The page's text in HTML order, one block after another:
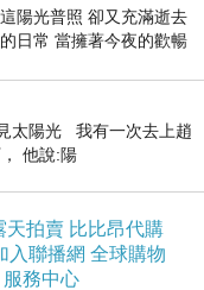
動的閱讀，先從
期閱讀，都仍
盡頭。
陽光普照 卻又充滿逝去
日常 當擁著今夜的歡暢
太陽
太陽光 我有一次去上趙
他說:陽
天拍賣 比比昂代購
入聯播網 全球購物
服務中心